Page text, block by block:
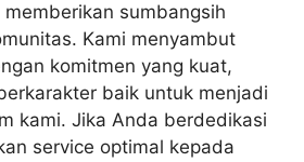
sumbangsih
Kami menyambut
komitmen yang kuat,
baik untuk menjadi
kami. Jika Anda berdedikasi
service optimal kepada